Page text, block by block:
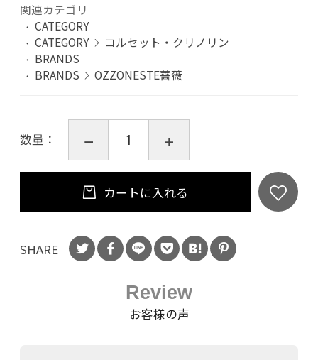
関連カテゴリ
CATEGORY
CATEGORY
コルセット・クリノリン
BRANDS
BRANDS
OZZONESTE薔薇
数量：
カートに入れる
SHARE
Review
お客様の声